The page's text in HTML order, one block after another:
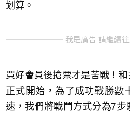
划算。
我是廣告 請繼續
買好會員後搶票才是苦戰！
正式開始，為了成功戰勝數
速，我們將戰鬥方式分為7步